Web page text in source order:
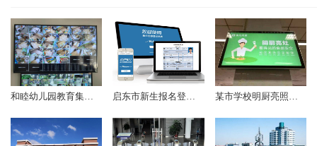
和睦幼儿园教育集团监控项目顺利完成 启东市新生报名登记系统（2018年起） 某市学校明厨亮照项目（2017年起）